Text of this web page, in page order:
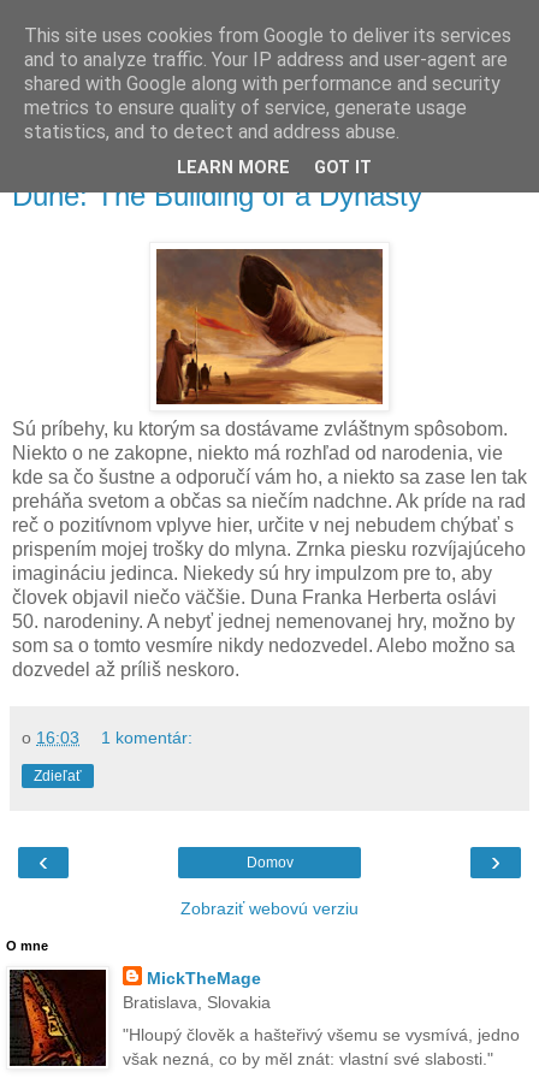
pondelok 6. júla 2015
Dune: The Building of a Dynasty
Sú príbehy, ku ktorým sa dostávame zvláštnym spôsobom.
Niekto o ne zakopne, niekto má rozhľad od narodenia, vie
kde sa čo šustne a odporučí vám ho, a niekto sa zase len tak
preháňa svetom a občas sa niečím nadchne. Ak príde na rad
reč o pozitívnom vplyve hier, určite v nej nebudem chýbať s
prispením mojej trošky do mlyna. Zrnka piesku rozvíjajúceho
imagináciu jedinca. Niekedy sú hry impulzom pre to, aby
človek objavil niečo väčšie. Duna Franka Herberta oslávi
50. narodeniny. A nebyť jednej nemenovanej hry, možno by
som sa o tomto vesmíre nikdy nedozvedel. Alebo možno sa
dozvedel až príliš neskoro.
o 16:03 1 komentár:
Zdieľať
‹ ›
Domov
Zobraziť webovú verziu
O mne
MickTheMage
Bratislava, Slovakia
"Hloupý člověk a hašteřivý všemu se vysmívá, jedno
však nezná, co by měl znát: vlastní své slabosti."
This site uses cookies from Google to deliver its services
and to analyze traffic. Your IP address and user-agent are
shared with Google along with performance and security
metrics to ensure quality of service, generate usage
statistics, and to detect and address abuse.
LEARN MORE GOT IT